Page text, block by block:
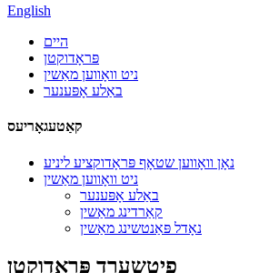
English
היים
פּראָדוקטן
ניט וואָווען מאַשין
באַלע אָפּענער
קאַטעגאָריעס
נאָן וואָווען שטאָף פּראָדוקציע ליניע
ניט וואָווען מאַשין
באַלע אָפּענער
קאַרדינג מאַשין
נאָדל פּאַנטשינג מאַשין
פיטשערד פּראָדוקטן